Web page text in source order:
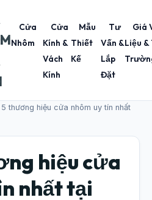
Cửa
Nhôm
Cửa
Kính &
Vách
Kính
Mẫu
Thiết
Kế
Tư
Vấn &
Lắp
Đặt
Giá
Liệu &
thương hiệu cửa nhôm uy tín nhất
hiệu cửa
nhất tại